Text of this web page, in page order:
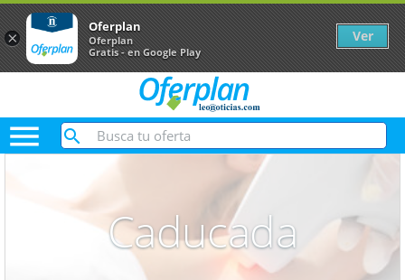

Caducada
×
Oferplan
Oferplan
Gratis - en Google Play
Ver